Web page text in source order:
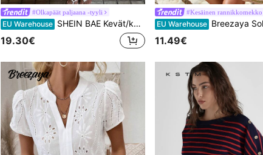
#Olkapäät paljaana -tyyli
EU Warehouse SHEIN BAE Kevät/kesä naisten rento työmatka-asu, vaaleankeltainen neule rypytetty rintamuksen alla T-paita ja väljät pitkät housut 2-osainen setti, sopii rentoon työmatkaan, päivittäiseen käyttöön, työmatkoille, rentoon ulkoiluun, keltainen setti, keltainen neulesetti, päivittäiseen ulkoiluun, kotikäyttöön, työmatkapukeutumiseen keltainen 2-osainen setti
19.30€
#Kesäinen rannikkomekko
EU Warehouse Breezaya Solmittava kaulus, rento boheemityylinen kukkakuvioinen
11.49€